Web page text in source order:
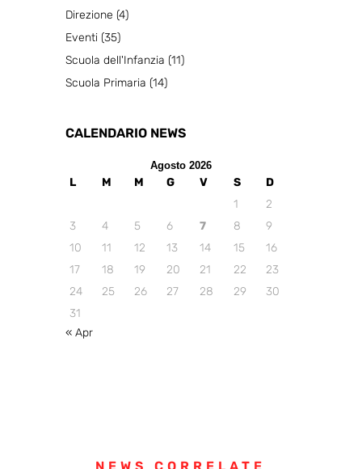
Direzione (4)
Eventi(35)
Scuola dell'Infanzia (11)
Scuola Primaria (14)
CALENDARIO NEWS
Agosto 2026
L M M G V S
D
1
2
3
4 5 6 7 8
9
10
11 12 13 14 15
16
17
18 19 20 21 22
23
24
25 26 27 28 29
30
31
« Apr